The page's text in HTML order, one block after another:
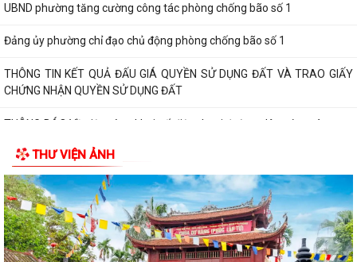
UBND phường tăng cường công tác phòng chống bão số 1
Đảng ủy phường chỉ đạo chủ động phòng chống bão số 1
THÔNG TIN KẾT QUẢ ĐẤU GIÁ QUYỀN SỬ DỤNG ĐẤT VÀ TRAO GIẤY
CHỨNG NHẬN QUYỀN SỬ DỤNG ĐẤT
THÔNG BÁO Về việc công khai số điện thoại đường dây nóng và trang
ẤM ÁP CHƯƠNG TRÌNH THĂM, TẶNG QUÀ NHÂN KỶ NIỆM 25 NĂM
NGÀY GIA ĐÌNH VIỆT NAM (28/6/2001 – 28/6/2026)
HỘI CỰU CHIẾN BINH, HỘI LHPN PHƯỜNG HƯNG ĐẠO DỌN VỆ SINH
NGHĨA TRANG LIỆT SĨ
THƯ VIỆN ẢNH